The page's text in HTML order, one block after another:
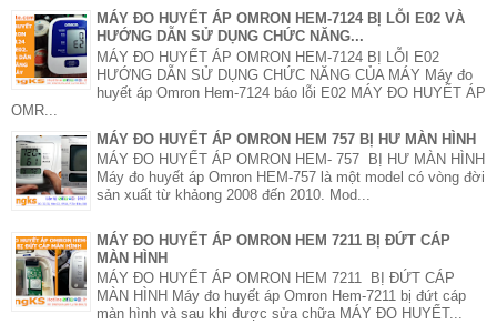
MÁY ĐO HUYẾT ÁP OMRON HEM-7124 BỊ LỖI E02 VÀ
HƯỚNG DẪN SỬ DỤNG CHỨC NĂNG...
MÁY ĐO HUYẾT ÁP OMRON HEM-7124 BỊ LỖI E02
HƯỚNG DẪN SỬ DỤNG CHỨC NĂNG CỦA MÁY Máy đo
huyết áp Omron Hem-7124 báo lỗi E02 MÁY ĐO HUYẾT ÁP
OMR...
MÁY ĐO HUYẾT ÁP OMRON HEM 757 BỊ HƯ MÀN HÌNH
MÁY ĐO HUYẾT ÁP OMRON HEM- 757 BỊ HƯ MÀN HÌNH
Máy đo huyết áp Omron HEM-757 là một model có vòng đời
sản xuất từ khảong 2008 đến 2010. Mod...
MÁY ĐO HUYẾT ÁP OMRON HEM 7211 BỊ ĐỨT CÁP
MÀN HÌNH
MÁY ĐO HUYẾT ÁP OMRON HEM 7211 BỊ ĐỨT CÁP
MÀN HÌNH Máy đo huyết áp Omron Hem-7211 bị đứt cáp
màn hình và sau khi được sửa chữa MÁY ĐO HUYẾT...